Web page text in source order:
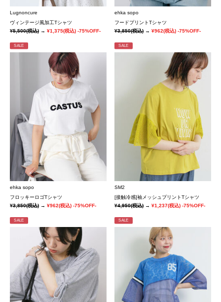
Lugnoncure
ヴィンテージ風加工Tシャツ
¥5,500(税込) → ¥1,375(税込) -75%OFF-
ehka sopo
フードプリントTシャツ
¥3,850(税込)→¥962(税込) -75%OFF-
SALE
ehka sopo
フロッキーロゴTシャツ
¥3,850(税込) → ¥962(税込) -75%OFF-
SALE
SM2
[接触冷感]袖メッシュプリントTシャツ
¥4,950(税込)→¥1,237(税込) -75%OFF-
SALE SALE